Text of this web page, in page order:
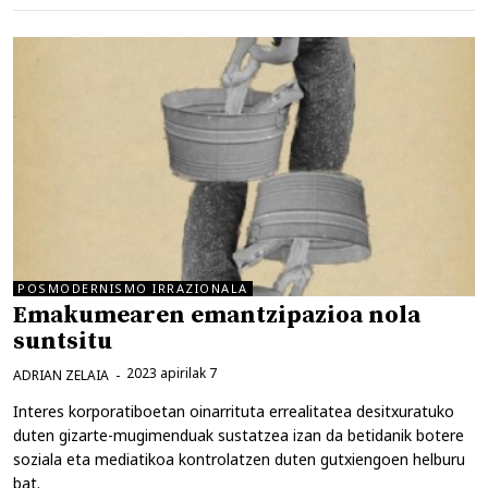
POSMODERNISMO IRRAZIONALA
Emakumearen emantzipazioa nola
suntsitu
2023 apirilak 7
ADRIAN ZELAIA
Interes korporatiboetan oinarrituta errealitatea desitxuratuko
duten gizarte-mugimenduak sustatzea izan da betidanik botere
soziala eta mediatikoa kontrolatzen duten gutxiengoen helburu
bat.